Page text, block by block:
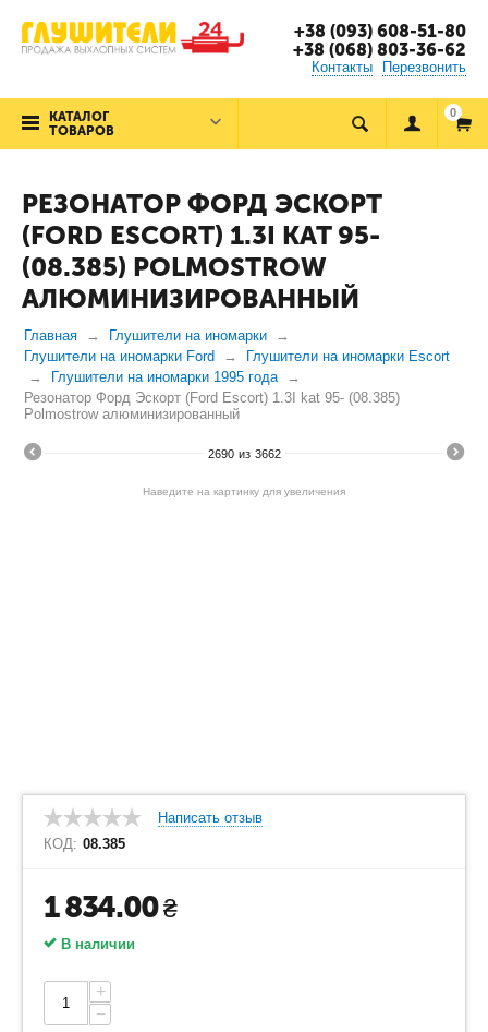
+38 (093) 608-51-80
+38 (068) 803-36-62
Контакты Перезвонить
КАТАЛОГ
ТОВАРОВ
0
РЕЗОНАТОР ФОРД ЭСКОРТ
(FORD ESCORT) 1.3I KAT 95-
(08.385) POLMOSTROW
АЛЮМИНИЗИРОВАННЫЙ
Главная
Глушители на иномарки
Глушители на иномарки Ford
Глушители на иномарки Escort
Глушители на иномарки 1995 года
Резонатор Форд Эскорт (Ford Escort) 1.3I kat 95- (08.385)
Polmostrow алюминизированный
2690 из 3662
Наведите на картинку для увеличения
Написать отзыв
КОД: 08.385
1 834.00₴
В наличии
+
−